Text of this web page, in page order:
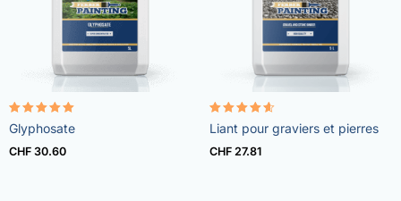
Rated
4.96
out of 5
Glyphosate
CHF 30.60
Rated
4.57
out of 5
Liant pour graviers et pierres
CHF 27.81